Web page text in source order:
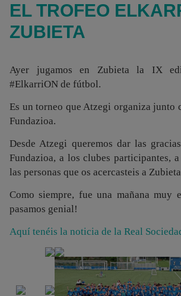
EL TROFEO
ZUBIETA
Ayer jugamos en Zubieta la IX
#ElkarriON de fútbol.
Es un torneo que Atzegi organiza junto
Fundazioa.
Desde Atzegi queremos dar las
Fundazioa, a los clubes participantes,
las personas que os acercasteis a
Como siempre, fue una mañana muy
pasamos genial!
Aquí tenéis la noticia de la Real